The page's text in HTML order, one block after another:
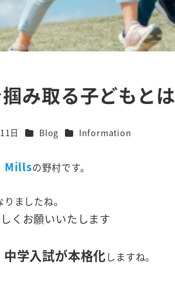
み取る子どもとは
日 カテゴリー
Blog カテゴリー
Information
Millsの野村です。
ましたね。
くお願いいたします
中学入試が本格化しますね。